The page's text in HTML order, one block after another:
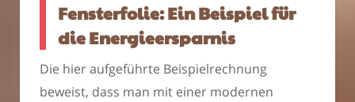
Fensterfolie: Ein Beispiel für
die Energieersparnis
Die hier aufgeführte Beispielrechnung
beweist, dass man mit einer modernen